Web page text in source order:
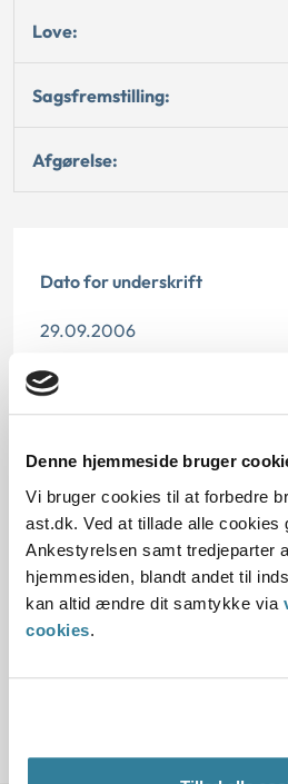
Denne hjemmeside bruger
Vi bruger cookies til at forbedre
ast.dk. Ved at tillade alle
Ankestyrelsen samt tredjeparter
hjemmesiden, blandt andet til
kan altid ændre dit samtykke via
cookies.
Love:
Sagsfremstilling:
Afgørelse:
Dato for underskrift
29.09.2006
Offentliggørelsesdato
Denne principafgørelse er
da der er kommet nye regler
Paragraf
§ 76 § 63 § 7 § 46 § 51